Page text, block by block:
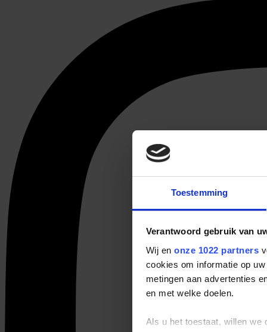
Toestemming
Verantwoord gebruik van
Wij en onze 1022 partners
cookies om informatie op
metingen aan advertenties
en met welke doelen.
Als u het toestaat, willen we